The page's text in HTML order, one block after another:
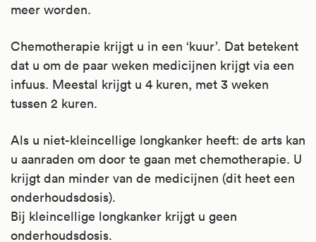
meer worden.
Chemotherapie krijgt u in een ‘kuur’. Dat betekent
dat u om de paar weken medicijnen krijgt via een
infuus. Meestal krijgt u 4 kuren, met 3 weken
tussen 2 kuren.
Als u niet-kleincellige longkanker heeft: de arts kan
u aanraden om door te gaan met chemotherapie. U
krijgt dan minder van de medicijnen (dit heet een
onderhoudsdosis).
Bij kleincellige longkanker krijgt u geen
onderhoudsdosis.